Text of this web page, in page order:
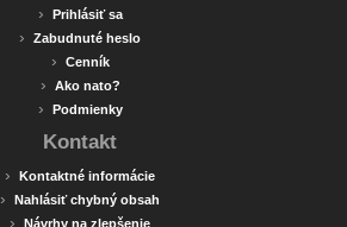
› Prihlásiť sa
› Zabudnuté heslo
› Cenník
› Ako nato?
› Podmienky
Kontakt
› Kontaktné informácie
› Nahlásiť chybný obsah
› Návrhy na zlepšenie